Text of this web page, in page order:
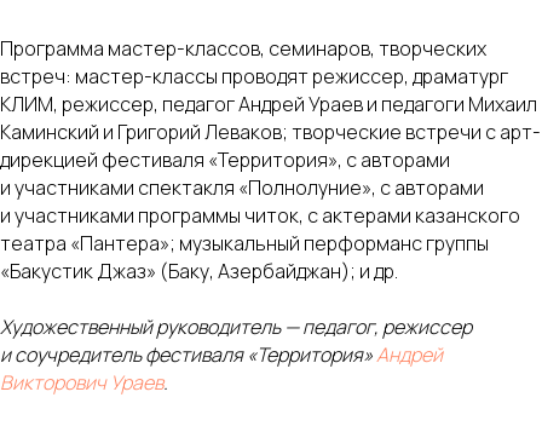
Программа мастер-классов, семинаров, творческих
встреч: мастер-классы проводят режиссер, драматург
КЛИМ, режиссер, педагог Андрей Ураев и педагоги Михаил
Каминский и Григорий Леваков; творческие встречи с арт-
дирекцией фестиваля «Территория», с авторами
и участниками спектакля «Полнолуние», с авторами
и участниками программы читок, с актерами казанского
театра «Пантера»; музыкальный перформанс группы
«Бакустик Джаз» (Баку, Азербайджан); и др.
Художественный руководитель — педагог, режиссер
и соучредитель фестиваля «Территория»Андрей
Викторович Ураев.